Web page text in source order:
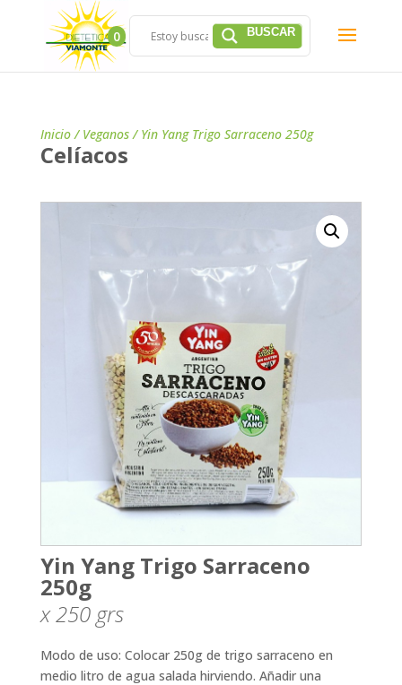
0
Inicio/ Veganos/ Yin Yang Trigo Sarraceno 250g
Celíacos
Yin Yang Trigo Sarraceno
250g
x 250 grs
Modo de uso: Colocar 250g de trigo sarraceno en
medio litro de agua salada hirviendo. Añadir una